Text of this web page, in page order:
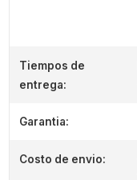
Tiempos de
entrega:
Garantia:
Costo de envio: